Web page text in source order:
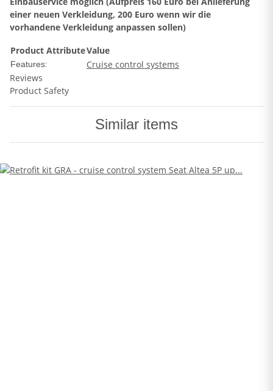
einer neuen Verkleidung, 200 Euro wenn wir die
vorhandene Verkleidung anpassen sollen)
Product AttributeValue
Features:
Cruise control systems
Reviews
Product Safety
Similar items